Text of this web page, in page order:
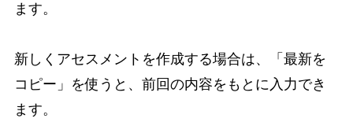
ます。
新しくアセスメントを作成する場合は、「最新を
コピー」を使うと、前回の内容をもとに入力でき
ます。